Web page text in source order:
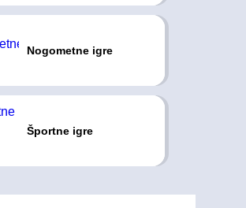
Nogometne igre
Športne igre